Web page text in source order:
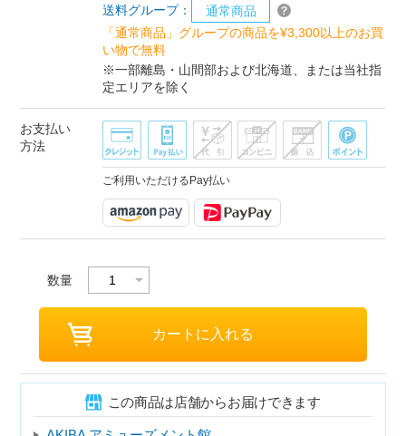
送料グループ：
通常商品
「通常商品」グループの商品を¥3,300以上のお買
い物で無料
※一部離島・山間部および北海道、または当社指
定エリアを除く
お支払い
方法
ご利用いただけるPay払い
数量
この商品は店舗からお届けできます